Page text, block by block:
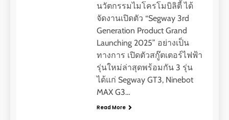
นวัตกรรมไมโครโมบิลิตี้ ได้
จัดงานเปิดตัว “Segway 3rd
Generation Product Grand
Launching 2025” อย่างเป็น
ทางการ เปิดตัวสกู๊ตเตอร์ไฟฟ้า
รุ่นใหม่ล่าสุดพร้อมกัน 3 รุ่น
ได้แก่ Segway GT3, Ninebot
MAX G3…
Read More